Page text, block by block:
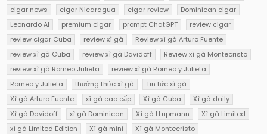
cigar news
cigar Nicaragua cigar review
Dominican cigar
Leonardo AI
premium cigar prompt ChatGPT
review cigar
review cigar Cuba
review xì gà
Review xì gà Arturo Fuente
review xì gà Cuba
review xì gà Davidoff
Review xì gà Montecristo
review xì gà Romeo Julieta
review xì gà Romeo y Julieta
Romeo y Julieta
thưởng thức xì gà
Tin tức xì gà
Xì gà Arturo Fuente
xì gà cao cấp Xì gà Cuba
Xì gà daily
Xì gà Davidoff
xì gà Dominican Xì gà H.upmann
Xì gà Limited
xì gà Limited Edition
Xì gà mini
Xì gà Montecristo